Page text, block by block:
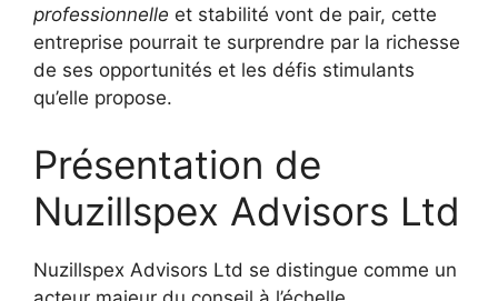
professionnelle et stabilité vont de pair, cette
entreprise pourrait te surprendre par la richesse
de ses opportunités et les défis stimulants
qu’elle propose.
Présentation de
Nuzillspex Advisors Ltd
Nuzillspex Advisors Ltd se distingue comme un